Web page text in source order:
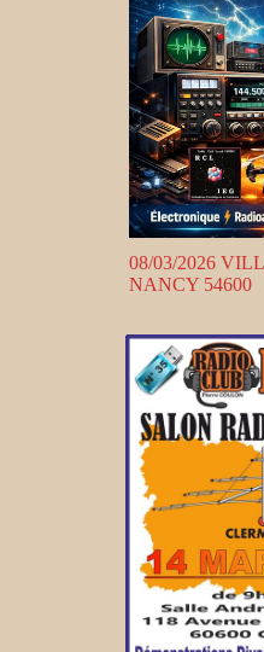
08/03/2026
NANCY 54600